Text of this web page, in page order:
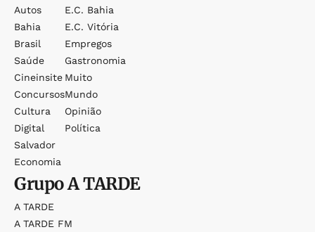
Autos
Bahia
Brasil
Saúde
Cineinsite
Concursos
Cultura
Digital
Salvador
Economia
E.c. Bahia
E.c. Vitória
Empregos
Gastronomia
Muito
Mundo
Opinião
Política
GrupoA TARDE
A TARDE
A TARDE FM